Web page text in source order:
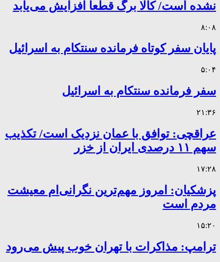
نشده است/ کالا برگ قطعا افزایش می‌یابد
۸:۰۸
پایان سفر کوتاه فرمانده سنتکام به اسرائیل
۵:۰۴
سفر فرمانده سنتکام به اسرائیل
۲۱:۳۶
عراقچی: توافق با عمان نزدیک است/ تکذیب
سهم ۱۱ درصدی ایران از خزر
۱۷:۲۸
پزشکیان: امروز مهم‌ترین نگرانی‌ام معیشت
مردم است
۱۵:۲۰
ترامپ: مذاکرات با تهران خوب پیش می‌رود